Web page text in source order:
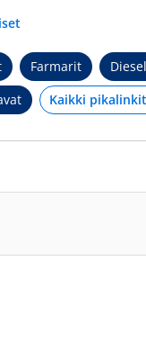
Farmarit